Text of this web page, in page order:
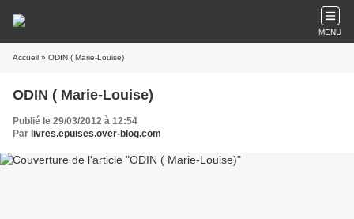
MENU
Accueil » ODIN ( Marie-Louise)
ODIN ( Marie-Louise)
Publié le 29/03/2012 à 12:54
Par livres.epuises.over-blog.com